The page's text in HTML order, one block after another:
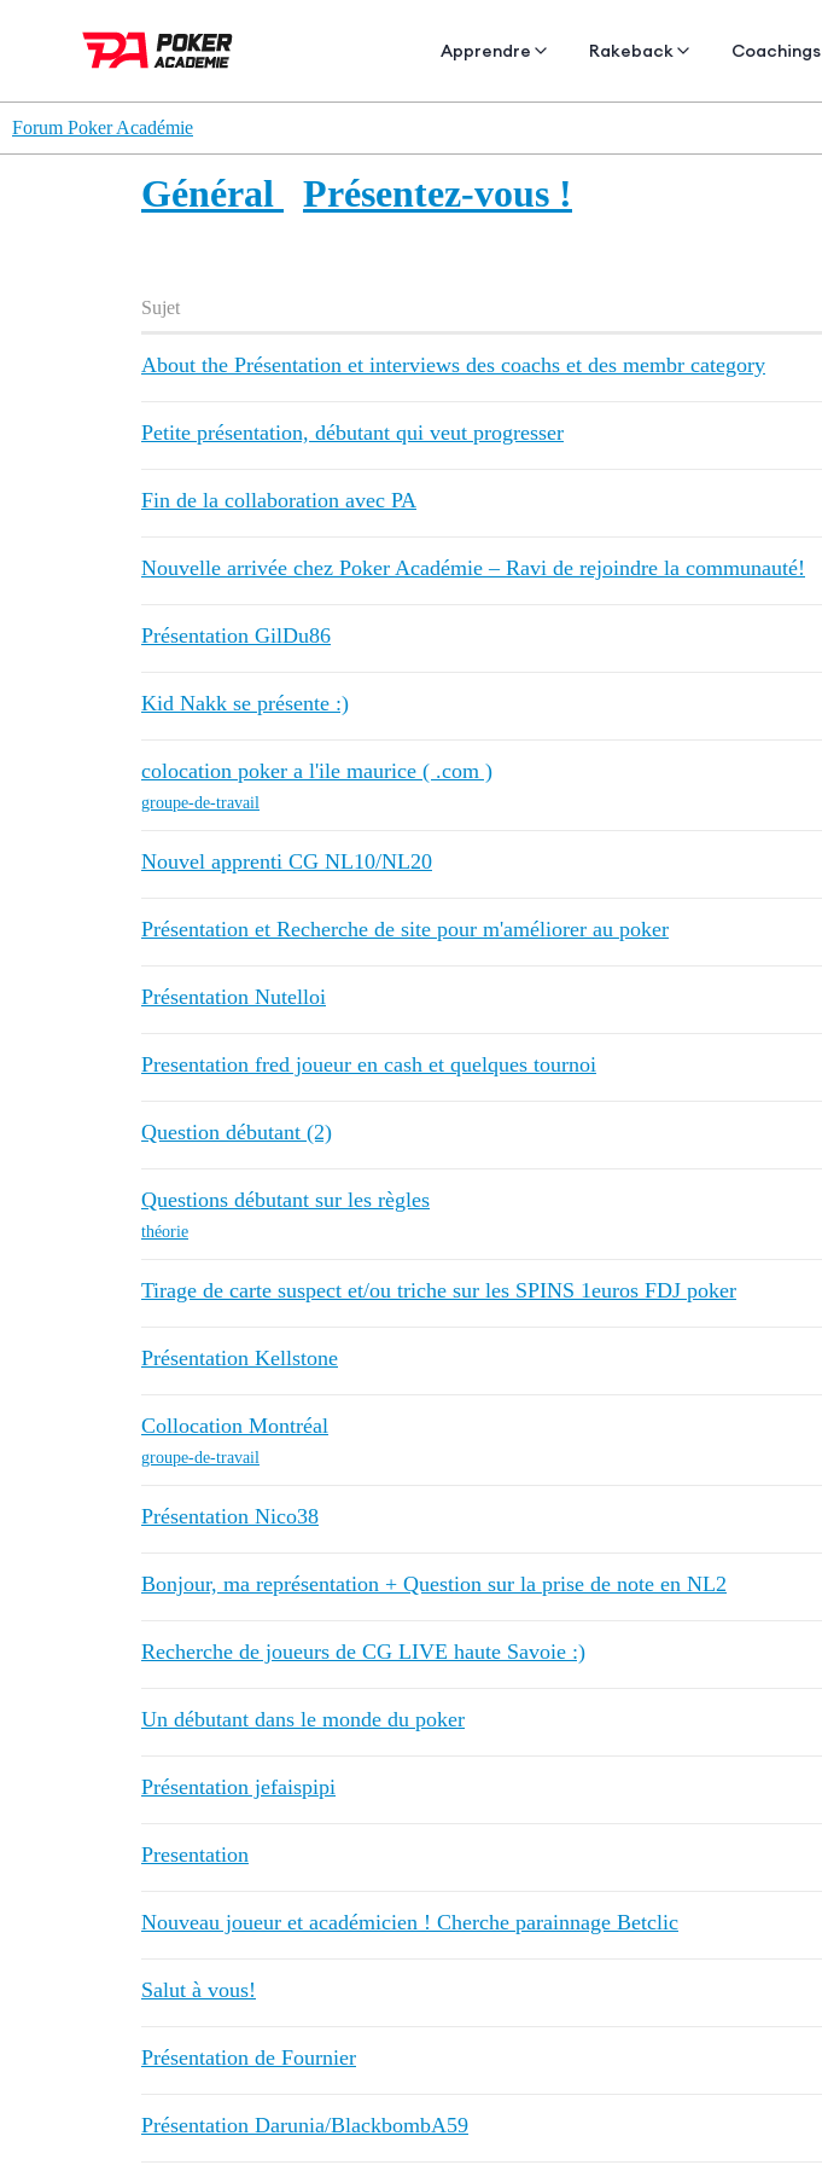
Apprendre Rakeback Coachings
Forum Poker Académie
Général Présentez-vous !
Sujet
About the Présentation et interviews des coachs et des membr category
Petite présentation, débutant qui veut progresser
Fin de la collaboration avec PA
Nouvelle arrivée chez Poker Académie – Ravi de rejoindre la communauté!
Présentation GilDu86
Kid Nakk se présente :)
colocation poker a l'ile maurice ( .com )
groupe-de-travail
Nouvel apprenti CG NL10/NL20
Présentation et Recherche de site pour m'améliorer au poker
Présentation Nutelloi
Presentation fred joueur en cash et quelques tournoi
Question débutant (2)
Questions débutant sur les règles
théorie
Tirage de carte suspect et/ou triche sur les SPINS 1euros FDJ poker
Présentation Kellstone
Collocation Montréal
groupe-de-travail
Présentation Nico38
Bonjour, ma représentation + Question sur la prise de note en NL2
Recherche de joueurs de CG LIVE haute Savoie :)
Un débutant dans le monde du poker
Présentation jefaispipi
Presentation
Nouveau joueur et académicien ! Cherche parainnage Betclic
Salut à vous!
Présentation de Fournier
Présentation Darunia/BlackbombA59